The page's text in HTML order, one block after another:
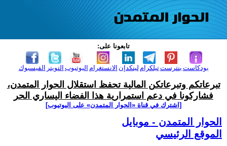
تابعونا على:
الفيسبوك التويتر اليوتيوب الانستغرام لينكدإن تيلكرامبنترست بودكاست
تبرعاتكم وتبرعاتكن المالية تحفظ استقلال الحوار المتمدن،
فشاركونا في دعم استمرارية هذا الفضاء اليساري الحر
[اشترك في قناة ‫«الحوار المتمدن» على اليوتيوب]
الحوار المتمدن - موبايل
الموقع الرئيسي